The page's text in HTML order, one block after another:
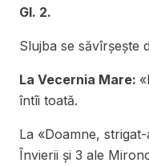
Gl. 2.
Slujba se săvîrșește
La Vecernia Mare:
întîi toată.
La «Doamne,
Învierii și 3 ale